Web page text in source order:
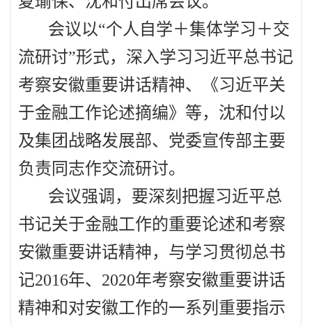
会议以“个人自学＋集体学习＋交
流研讨”形式，深入学习习近平总书记
考察安徽重要讲话精神、《习近平关
于金融工作论述摘编》等，沈和付以
及集团战略发展部、党委宣传部主要
负责同志作交流研讨。
会议强调，要深刻把握习近平总
书记关于金融工作的重要论述和考察
安徽重要讲话精神，与学习贯彻总书
记2016年、 2020年考察安徽重要讲话
精神和对安徽工作的一系列重要指示